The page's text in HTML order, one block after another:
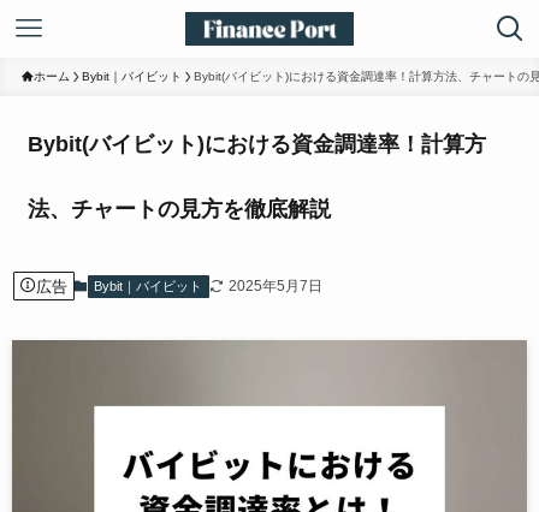
ホーム Bybit｜バイビット Bybit(バイビット)における資金調達率！計算方法、チャートの
Bybit(バイビット)における資金調達率！計算方
法、チャートの見方を徹底解説
広告 Bybit｜バイビット 2025年5月7日